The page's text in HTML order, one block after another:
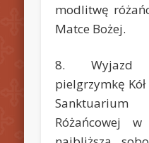
modlitwę
Matce Bożej.
8. Wyjazd
pielgrzymkę
Różańcowej